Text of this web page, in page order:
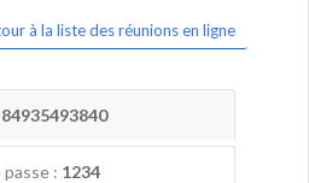
à la liste des réunions en ligne
84935493840
: 1234